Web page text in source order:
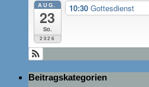
AUG.
23
So.
2026
10:30 Gottesdienst
Beitragskategorien